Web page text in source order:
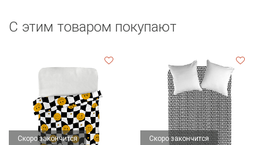
С этим товаром покупают
Скоро закончится Скоро закончится